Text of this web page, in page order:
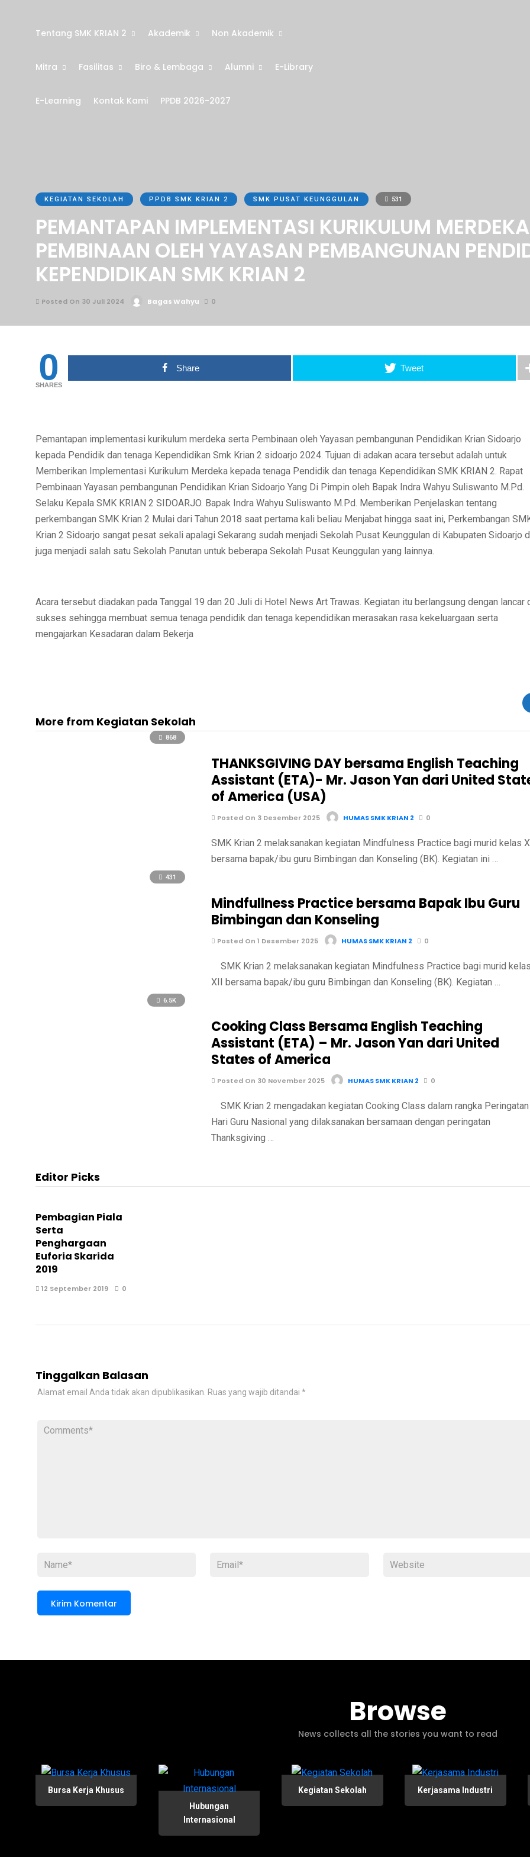
Tentang SMK KRIAN 2 Akademik Non Akademik
Mitra Fasilitas Biro & Lembaga Alumni E-Library
E-Learning Kontak Kami PPDB 2026-2027
KEGIATAN SEKOLAH PPDB SMK KRIAN 2 SMK PUSAT KEUNGGULAN 531
PEMANTAPAN IMPLEMENTASI KURIKULUM
PEMBINAAN OLEH YAYASAN PEMBANGUNAN
KEPENDIDIKAN SMK KRIAN 2
Posted On 30 Juli 2024 Bagas Wahyu 0
0
SHARES
Share Tweet
Pemantapan implementasi kurikulum merdeka serta Pembinaan oleh Yayasan pembangunan Pendidikan Krian Sidoarjo
kepada Pendidik dan tenaga Kependidikan Smk Krian 2 sidoarjo 2024. Tujuan di adakan acara tersebut adalah untuk
Memberikan Implementasi Kurikulum Merdeka kepada tenaga Pendidik dan tenaga Kependidikan SMK KRIAN 2. Rapat
Pembinaan Yayasan pembangunan Pendidikan Krian Sidoarjo Yang Di Pimpin oleh Bapak Indra Wahyu Suliswanto M.Pd.
Selaku Kepala SMK KRIAN 2 SIDOARJO. Bapak Indra Wahyu Suliswanto M.Pd. Memberikan Penjelaskan tentang
perkembangan SMK Krian 2 Mulai dari Tahun 2018 saat pertama kali beliau Menjabat hingga saat ini, Perkembangan
Krian 2 Sidoarjo sangat pesat sekali apalagi Sekarang sudah menjadi Sekolah Pusat Keunggulan di Kabupaten Sidoarjo
juga menjadi salah satu Sekolah Panutan untuk beberapa Sekolah Pusat Keunggulan yang lainnya.
Acara tersebut diadakan pada Tanggal 19 dan 20 Juli di Hotel News Art Trawas. Kegiatan itu berlangsung dengan lancar
sukses sehingga membuat semua tenaga pendidik dan tenaga kependidikan merasakan rasa kekeluargaan serta
mengajarkan Kesadaran dalam Bekerja
More from Kegiatan Sekolah
868
THANKSGIVING DAY bersama English Teaching
Assistant (ETA)- Mr. Jason Yan dari United
of America (USA)
Posted On 3 Desember 2025 HUMAS SMK KRIAN 2 0
SMK Krian 2 melaksanakan kegiatan Mindfulness Practice bagi murid kelas
bersama bapak/ibu guru Bimbingan dan Konseling (BK). Kegiatan ini …
431
Mindfullness Practice bersama Bapak Ibu Guru
Bimbingan dan Konseling
Posted On 1 Desember 2025 HUMAS SMK KRIAN 2 0
SMK Krian 2 melaksanakan kegiatan Mindfulness Practice bagi murid kelas
XII bersama bapak/ibu guru Bimbingan dan Konseling (BK). Kegiatan …
6.5K
Cooking Class Bersama English Teaching
Assistant (ETA) – Mr. Jason Yan dari United
States of America
Posted On 30 November 2025 HUMAS SMK KRIAN 2 0
SMK Krian 2 mengadakan kegiatan Cooking Class dalam rangka Peringatan
Hari Guru Nasional yang dilaksanakan bersamaan dengan peringatan
Thanksgiving …
Editor Picks
Pembagian Piala
Serta
Penghargaan
Euforia Skarida
2019
12 September 2019 0
Tinggalkan Balasan
Alamat email Anda tidak akan dipublikasikan. Ruas yang wajib ditandai *
Browse
News collects all the stories you want to read
Bursa Kerja Khusus
Hubungan
Internasional
Kegiatan Sekolah Kerjasama Industri